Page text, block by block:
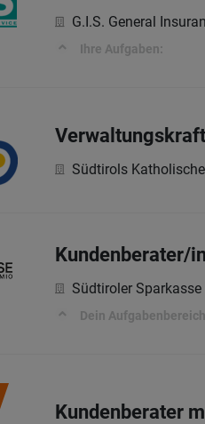
G.I.S. General
Ihre Aufgaben:
Südtirols
Kundenberater/
Südtiroler Sparkasse
Dein Aufgabenbereich
Kundenberater